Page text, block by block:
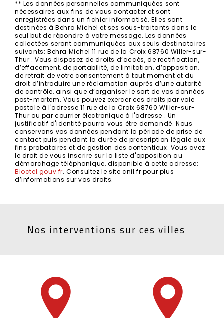
** Les données personnelles communiquées sont
nécessaires aux fins de vous contacter et sont
enregistrées dans un fichier informatisé. Elles sont
destinées à Behra Michel et ses sous-traitants dans le
seul but de répondre à votre message. Les données
collectées seront communiquées aux seuls destinataires
suivants: Behra Michel 11 rue de la Croix 68760 Willer-sur-
Thur . Vous disposez de droits d’accès, de rectification,
d’effacement, de portabilité, de limitation, d’opposition,
de retrait de votre consentement à tout moment et du
droit d’introduire une réclamation auprès d’une autorité
de contrôle, ainsi que d’organiser le sort de vos données
post-mortem. Vous pouvez exercer ces droits par voie
postale à l'adresse 11 rue de la Croix 68760 Willer-sur-
Thur ou par courrier électronique à l'adresse . Un
justificatif d'identité pourra vous être demandé. Nous
conservons vos données pendant la période de prise de
contact puis pendant la durée de prescription légale aux
fins probatoires et de gestion des contentieux. Vous avez
le droit de vous inscrire sur la liste d'opposition au
démarchage téléphonique, disponible à cette adresse:
Bloctel.gouv.fr. Consultez le site cnil.fr pour plus
d’informations sur vos droits.
Nos interventions sur ces villes